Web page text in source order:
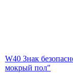
W40 Знак
мокрый пол"